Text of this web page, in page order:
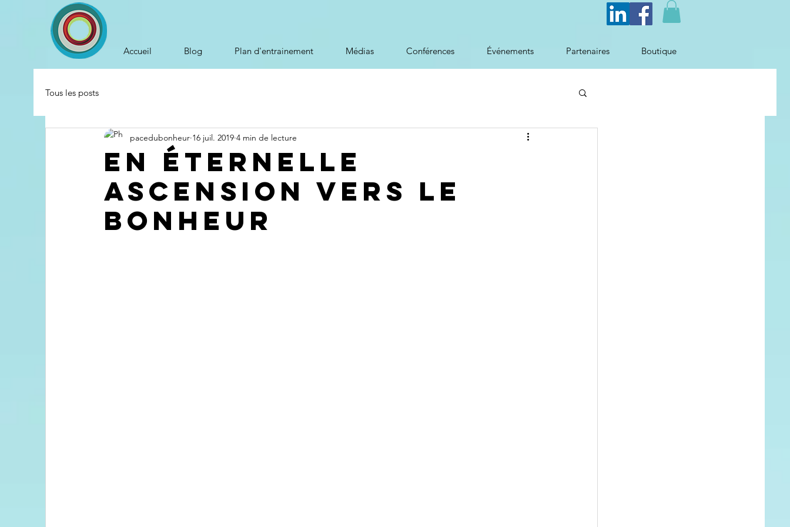
Accueil Blog Plan d'entrainement Médias Conférences Événements Partenaires Boutique
Tous les posts
En éternelle
ascension vers le
Bonheur
pacedubonheur 16 juil. 2019 4 min de lecture